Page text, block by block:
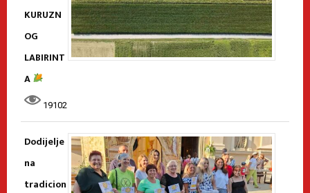
KURUZN
OG
LABIRINT
A
19102
Dodijelje
na
tradicion